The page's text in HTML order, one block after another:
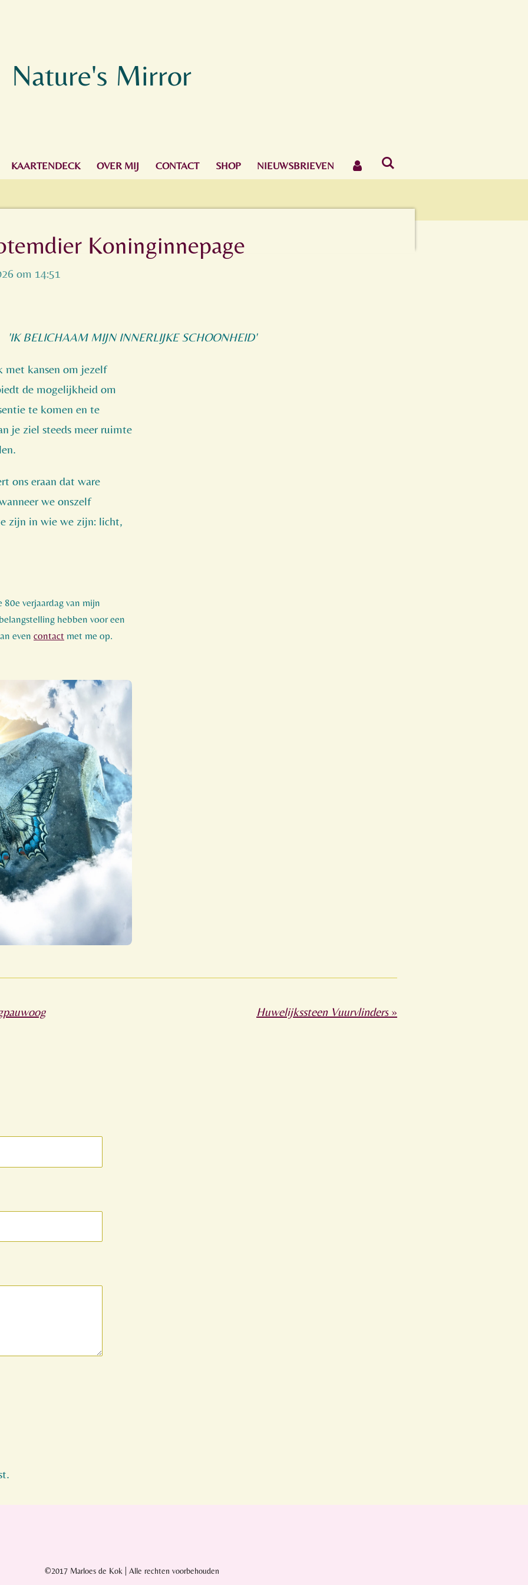
Nature's Mirror
KAARTENDECK OVER MIJ CONTACT SHOP NIEUWSBRIEVEN
Koninginnepage
om 14:51
'IK BELICHAAM MIJN INNERLIJKE SCHOONHEID'
met kansen om jezelf
de mogelijkheid om
te komen en te
je ziel steeds meer ruimte
ons eraan dat ware
we onszelf
zijn in wie we zijn: licht,
80e verjaardag van mijn
hebben voor een
even contact met me op.
Huwelijkssteen Vuurvlinders »
©2017 Marloes de Kok | Alle rechten voorbehouden